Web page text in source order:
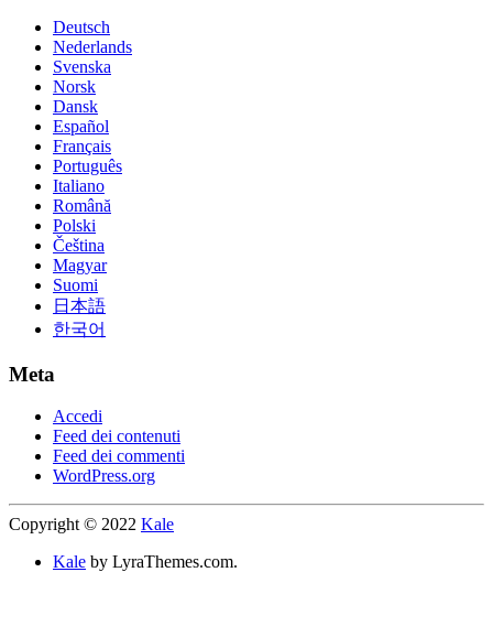
Deutsch
Nederlands
Svenska
Norsk
Dansk
Español
Français
Português
Italiano
Română
Polski
Čeština
Magyar
Suomi
日本語
한국어
Meta
Accedi
Feed dei contenuti
Feed dei commenti
WordPress.org
Copyright © 2022 Kale
Kale by LyraThemes.com.